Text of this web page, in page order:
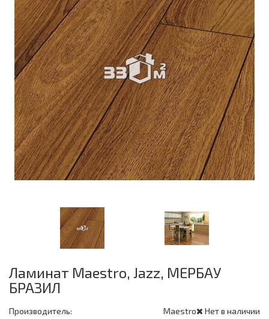
Ламинат Maestro, Jazz, МЕРБАУ
БРАЗИЛ
Нет в наличии
Производитель:
Maestro